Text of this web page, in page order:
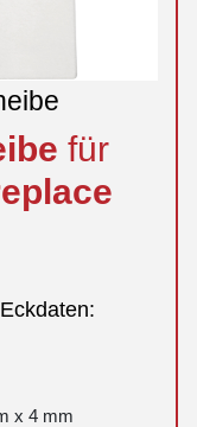
für
Eckdaten:
x 4 mm